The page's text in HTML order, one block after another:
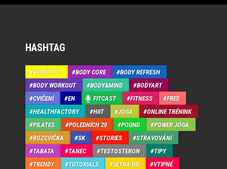
HASHTAG
APRÉS-FIT BODY CORE
BODY REFRESH
BODY WORKOUT
BODY&MIND
BODYART
CVIČENÍ
EN FITCAST FITNESS
FREE
HEALTHFACTORY
HIIT JÓGA
ONLINE TRÉNINK
PILATES
POLEDNÍCH 20 POUND
POWER JÓGA
ROZCVIČKA
SK STORIES
STRAVOVÁNÍ
TABATA
TANEC TESTOSTERON
TIPY
TRENDY
TUTORIALS ULTRA HD
VTIPNÉ